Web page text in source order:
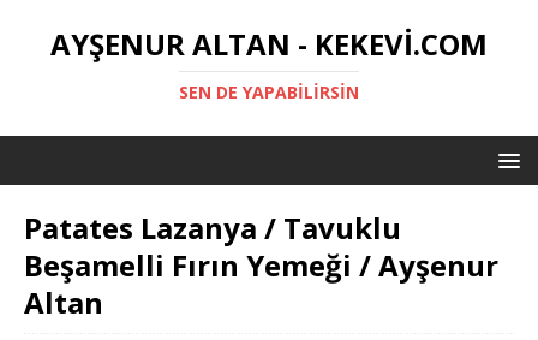
AYŞENUR ALTAN - KEKEVI.COM
SEN DE YAPABILIRSIN
Patates Lazanya / Tavuklu
Beşamelli Fırın Yemeği / Ayşenur
Altan